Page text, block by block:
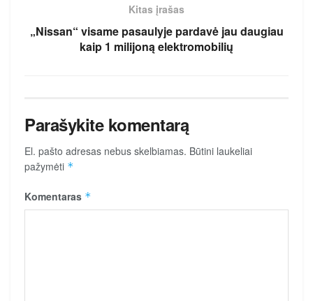
Kitas įrašas
„Nissan“ visame pasaulyje pardavė jau daugiau
kaip 1 milijoną elektromobilių
Parašykite komentarą
El. pašto adresas nebus skelbiamas. Būtini laukeliai
pažymėti *
Komentaras *